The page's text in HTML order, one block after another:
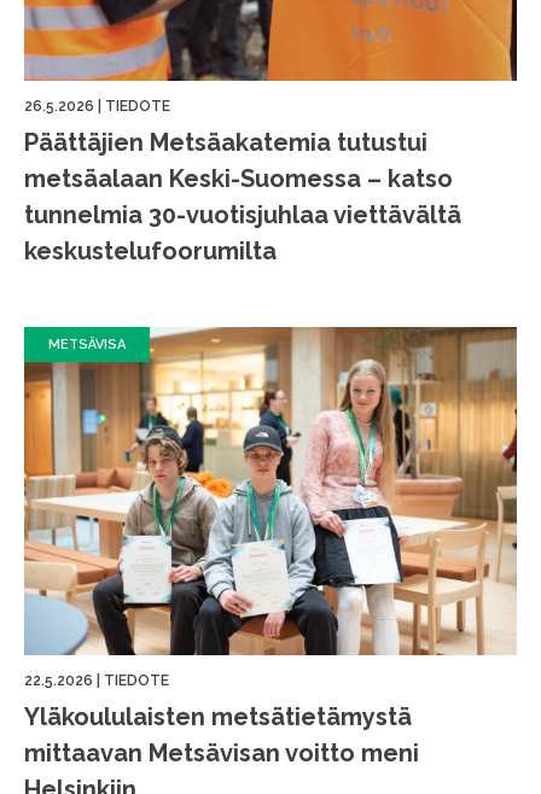
26.5.2026 TIEDOTE
Päättäjien Metsäakatemia tutustui
metsäalaan Keski-Suomessa – katso
tunnelmia 30-vuotisjuhlaa viettävältä
keskustelufoorumilta
METSÄVISA
22.5.2026 TIEDOTE
Yläkoululaisten metsätietämystä
mittaavan Metsävisan voitto meni